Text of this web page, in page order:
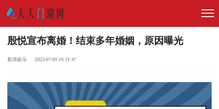
殷悦宣布离婚！结束多年婚姻，原因曝光
新浪娱乐 2023-07-09 16:11:47